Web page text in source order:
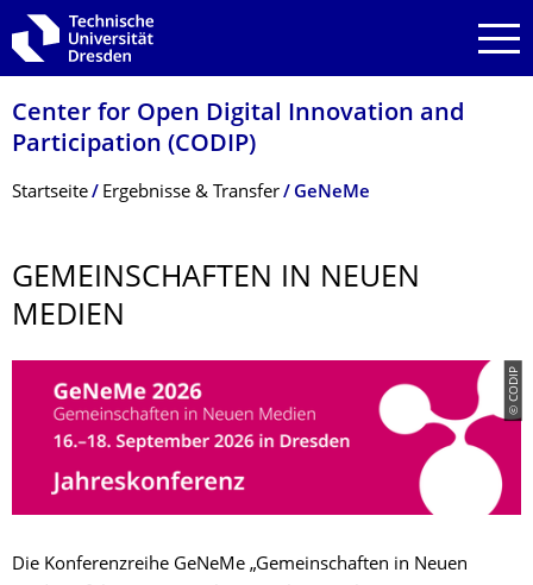
Zur Hauptnavigation springen
Zur Suche springen
Zum Inhalt springen
Center for Open Digital Innovation and
Participation (CODIP)
Breadcrumb-Menü
Startseite Ergebnisse & Transfer GeNeMe
GEMEINSCHAFTEN IN NEUEN
MEDIEN
© CODIP
Die Konferenzreihe GeNeMe „Gemeinschaften in Neuen